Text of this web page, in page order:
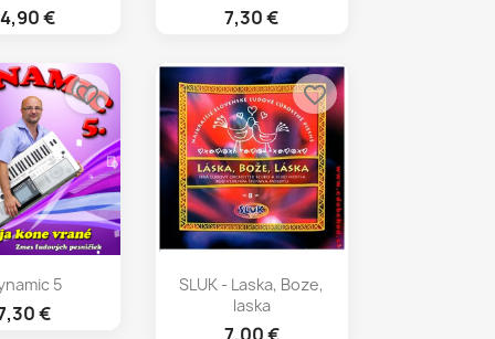
€ 7,30 €
náhľad
5
€
favorite_border
 Rýchly náhľad
SLUK - Laska, Boze,
laska
favorite_border